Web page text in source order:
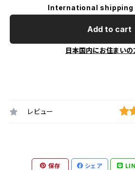
International shipping
Add to cart
日本国内にお住まいの
レビュー
保存 シェア